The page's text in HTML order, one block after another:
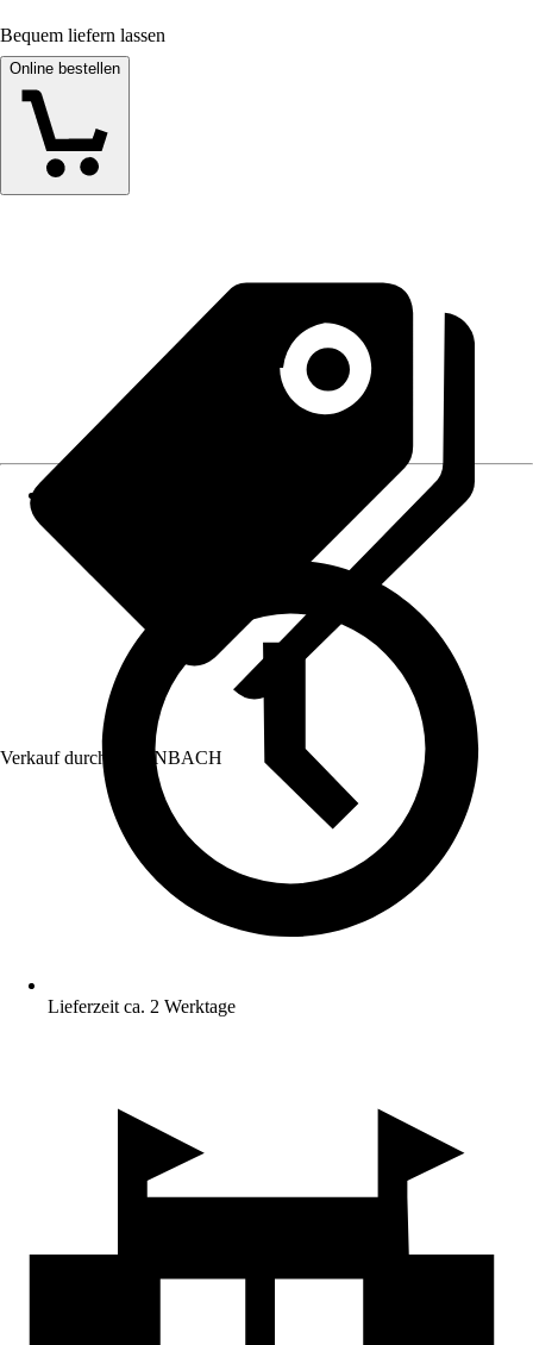
Bequem liefern lassen
Online bestellen
Verkauf durch: HORNBACH
Lieferzeit ca. 2 Werktage